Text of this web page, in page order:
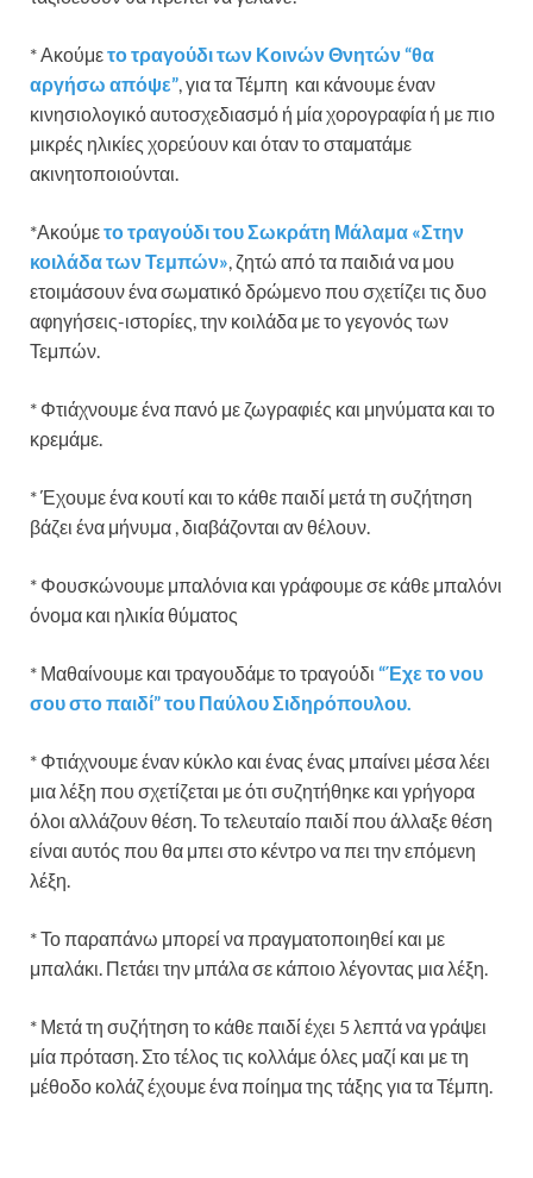
* Ακούμετο τραγούδι των Κοινών Θνητών “θα
αργήσω απόψε” , για τα Τέμπη και κάνουμε έναν
κινησιολογικό αυτοσχεδιασμό ή μία χορογραφία ή με πιο
μικρές ηλικίες χορεύουν και όταν το σταματάμε
ακινητοποιούνται.
*Ακούμετο τραγούδι του Σωκράτη Μάλαμα «Στην
κοιλάδα των Τεμπών» , ζητώ από τα παιδιά να μου
ετοιμάσουν ένα σωματικό δρώμενο που σχετίζει τις δυο
αφηγήσεις-ιστορίες, την κοιλάδα με το γεγονός των
Τεμπών.
* Φτιάχνουμε ένα πανό με ζωγραφιές και μηνύματα και το
κρεμάμε.
* Έχουμε ένα κουτί και το κάθε παιδί μετά τη συζήτηση
βάζει ένα μήνυμα , διαβάζονται αν θέλουν.
* Φουσκώνουμε μπαλόνια και γράφουμε σε κάθε μπαλόνι
όνομα και ηλικία θύματος
* Μαθαίνουμε και τραγουδάμε το τραγούδι “Έχε το νου
σου στο παιδί” του Παύλου Σιδηρόπουλου.
* Φτιάχνουμε έναν κύκλο και ένας ένας μπαίνει μέσα λέει
μια λέξη που σχετίζεται με ότι συζητήθηκε και γρήγορα
όλοι αλλάζουν θέση. Το τελευταίο παιδί που άλλαξε θέση
είναι αυτός που θα μπει στο κέντρο να πει την επόμενη
λέξη.
* Το παραπάνω μπορεί να πραγματοποιηθεί και με
μπαλάκι. Πετάει την μπάλα σε κάποιο λέγοντας μια λέξη.
* Μετά τη συζήτηση το κάθε παιδί έχει 5 λεπτά να γράψει
μία πρόταση. Στο τέλος τις κολλάμε όλες μαζί και με τη
μέθοδο κολάζ έχουμε ένα ποίημα της τάξης για τα Τέμπη.